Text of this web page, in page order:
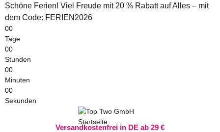
Schöne Ferien! Viel Freude mit 20 % Rabatt auf Alles – mit
dem Code: FERIEN2026
00
Tage
00
Stunden
00
Minuten
00
Sekunden
Versandkostenfrei in DE ab 29 €